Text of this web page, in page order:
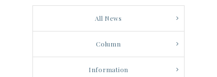
All News
Column
Information